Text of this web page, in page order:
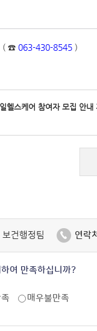
( ☎ 063-430-8545 )
헬스케어 참여자 모집 안내
건행정팀 연락
여 만족하십니까?
매우불만족